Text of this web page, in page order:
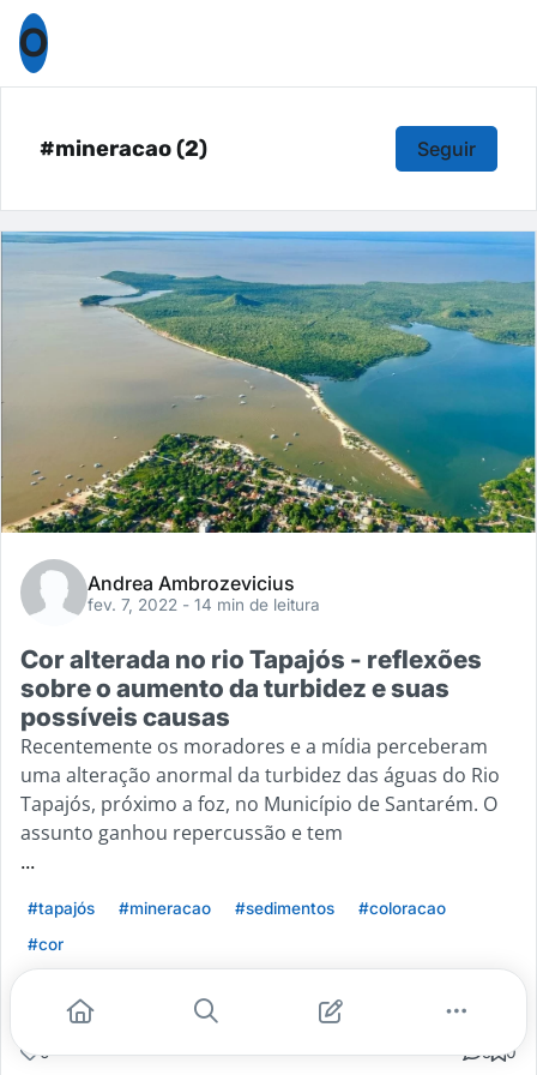
O
#mineracao (2) Seguir
Andrea Ambrozevicius
fev. 7, 2022 - 14 min de leitura
Cor alterada no rio Tapajós - reflexões
sobre o aumento da turbidez e suas
possíveis causas
Recentemente os moradores e a mídia perceberam
uma alteração anormal da turbidez das águas do Rio
Tapajós, próximo a foz, no Município de Santarém. O
assunto ganhou repercussão e tem
...
#tapajós #mineracao #sedimentos
#coloracao
#cor
Leia mais
0 5 0